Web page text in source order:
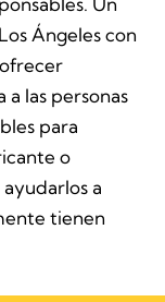
Ángeles con
las personas
para
o
a
tienen